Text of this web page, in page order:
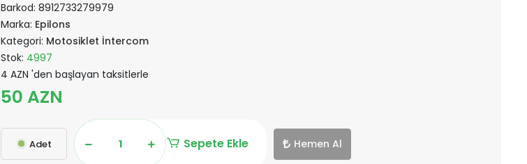
Barkod:8912733279979
Marka: Epilons
Kategori: Motosiklet İntercom
Stok: 4997
4 AZN 'den başlayan taksitlerle
50 AZN
Adet Sepete Ekle Hemen Al